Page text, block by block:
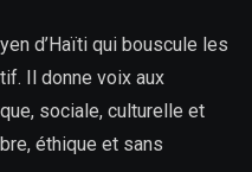
d’Haïti qui bouscule les
Il donne voix aux
sociale, culturelle et
éthique et sans